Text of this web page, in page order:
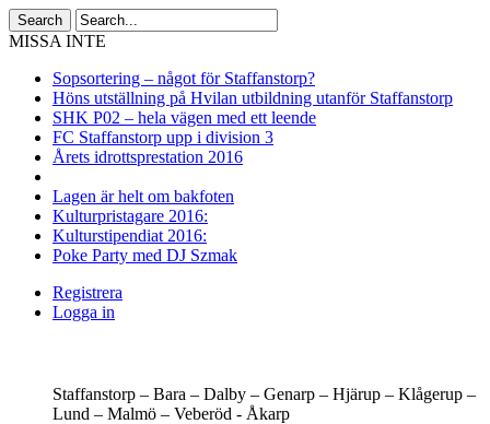
MISSA INTE
Sopsortering – något för Staffanstorp?
Höns utställning på Hvilan utbildning utanför Staffanstorp
SHK P02 – hela vägen med ett leende
FC Staffanstorp upp i division 3
Årets idrottsprestation 2016
Lagen är helt om bakfoten
Kulturpristagare 2016:
Kulturstipendiat 2016:
Poke Party med DJ Szmak
Registrera
Logga in
Staffanstorp – Bara – Dalby – Genarp – Hjärup – Klågerup –
Lund – Malmö – Veberöd - Åkarp